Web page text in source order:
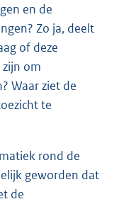
en de
Zo ja, deelt
of deze
om
Waar ziet de
te
rond de
geworden dat
de